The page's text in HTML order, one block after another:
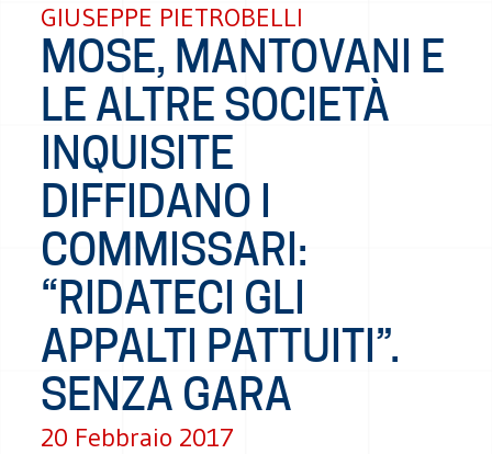
GIUSEPPE PIETROBELLI
MOSE, MANTOVANI E
LE ALTRE SOCIETÀ
INQUISITE
DIFFIDANO I
COMMISSARI:
“RIDATECI GLI
APPALTI PATTUITI”.
SENZA GARA
20 Febbraio 2017